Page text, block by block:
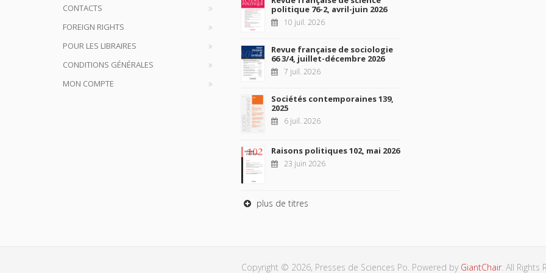
CONTACTS
FOREIGN RIGHTS
POUR LES LIBRAIRES
CONDITIONS GÉNÉRALES
MON COMPTE
politique 76-2, avril-juin 2026
10 juil. 2026
Revue française de sociologie
66 3/4, juillet-décembre 2026
7 juil. 2026
Sociétés contemporaines 139,
2025
6 juil. 2026
Raisons politiques 102, mai 2026
23 juin 2026
plus de titres
Copyright © 2026, Presses de Sciences Po. Powered by GiantChair. All Rights